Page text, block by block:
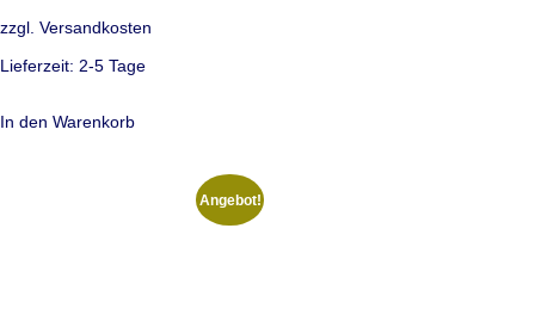
zzgl. Versandkosten
Lieferzeit: 2-5 Tage
In den Warenkorb
Angebot!